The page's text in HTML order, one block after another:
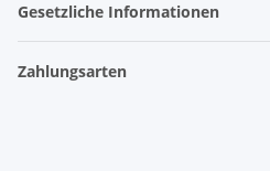
Gesetzliche Informationen
Zahlungsarten